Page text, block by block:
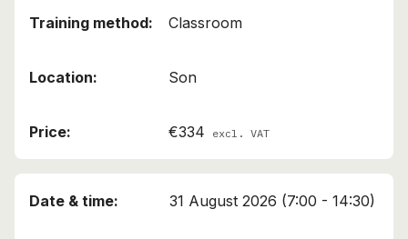
Classroom
Son
€334 excl. VAT
31 August 2026 (7:00 - 14:30)